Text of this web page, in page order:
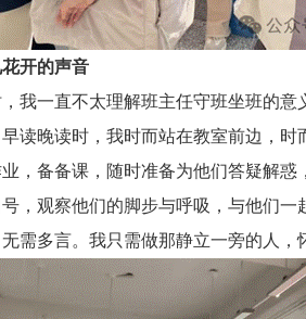
开的声音
我一直不太理解班主任守班坐班的
读晚读时，我时而站在教室前边，
，备备课，随时准备为他们答疑解
，观察他们的脚步与呼吸，与他们一
需多言。我只需做那静立一旁的人